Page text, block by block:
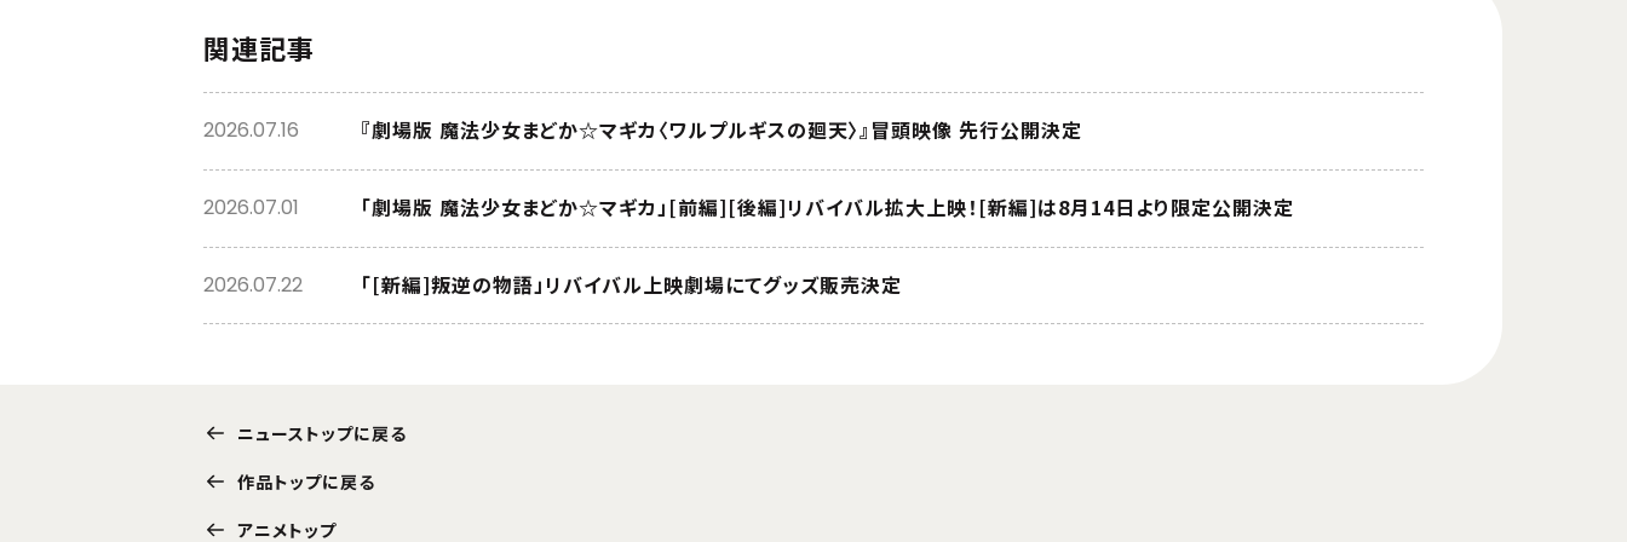
関連記事
『劇場版 魔法少女まどか☆マギカ〈ワルプルギスの廻天〉』冒頭映像 先行公開決定
2026.07.16
「劇場版 魔法少女まどか☆マギカ」[前編][後編]リバイバル拡大上映！[新編]は8月14日より限定公開決定
2026.07.01
「[新編]叛逆の物語」リバイバル上映劇場にてグッズ販売決定
2026.07.22
ニューストップに戻る
作品トップに戻る
アニメトップ